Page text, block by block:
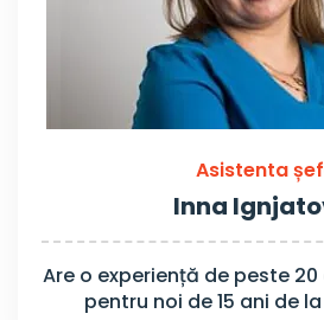
Asistenta
Inna
Are o experiență de peste
pentru noi de 15 ani de